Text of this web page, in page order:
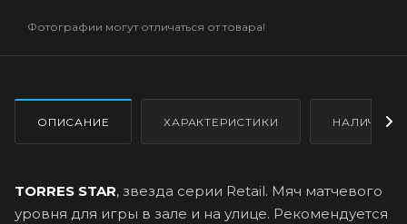
Фотографии могут отличаться от товара!
ОПИСАНИЕ ХАРАКТЕРИСТИКИ НАЛИЧИЕ
TORRES STAR, звезда серии Retail. Мяч матчевого
уровня для игры в зале и на улице. Рекомендуется